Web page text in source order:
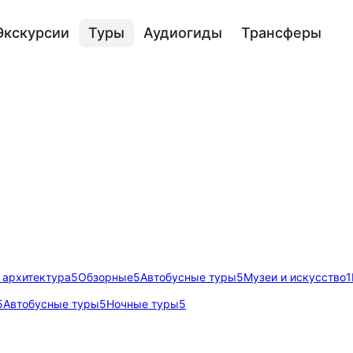
Туры Аудиогиды Трансферы
5Обзорные5Автобусные туры5Музеи и искусство1
Автобусные туры5Ночные туры5